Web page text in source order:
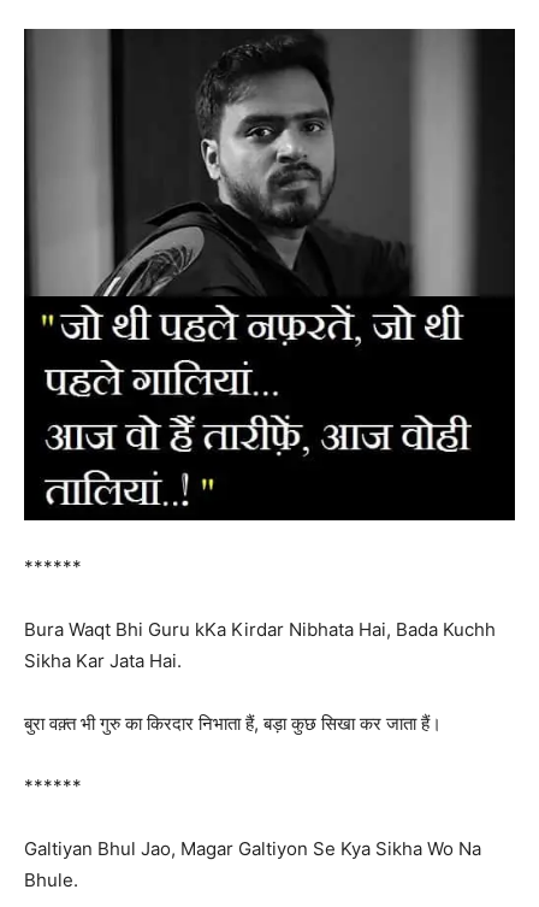
******
Bura Waqt Bhi Guru kKa Kirdar Nibhata Hai, Bada Kuchh
Sikha Kar Jata Hai.
बुरा वक़्त भी गुरु का किरदार निभाता हैं, बड़ा कुछ सिखा कर जाता हैं।
******
Galtiyan Bhul Jao, Magar Galtiyon Se Kya Sikha Wo Na
Bhule.